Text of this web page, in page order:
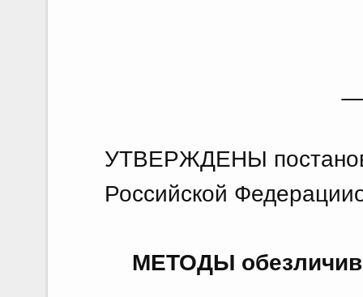
УТВЕРЖДЕНЫ
Российской
МЕТОДЫ